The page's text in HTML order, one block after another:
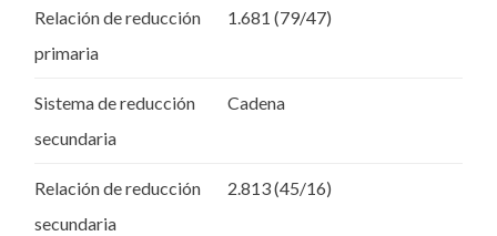
Relación de reducción
primaria
1.681 (79/47)
Sistema de reducción
secundaria
Cadena
Relación de reducción
secundaria
2.813 (45/16)